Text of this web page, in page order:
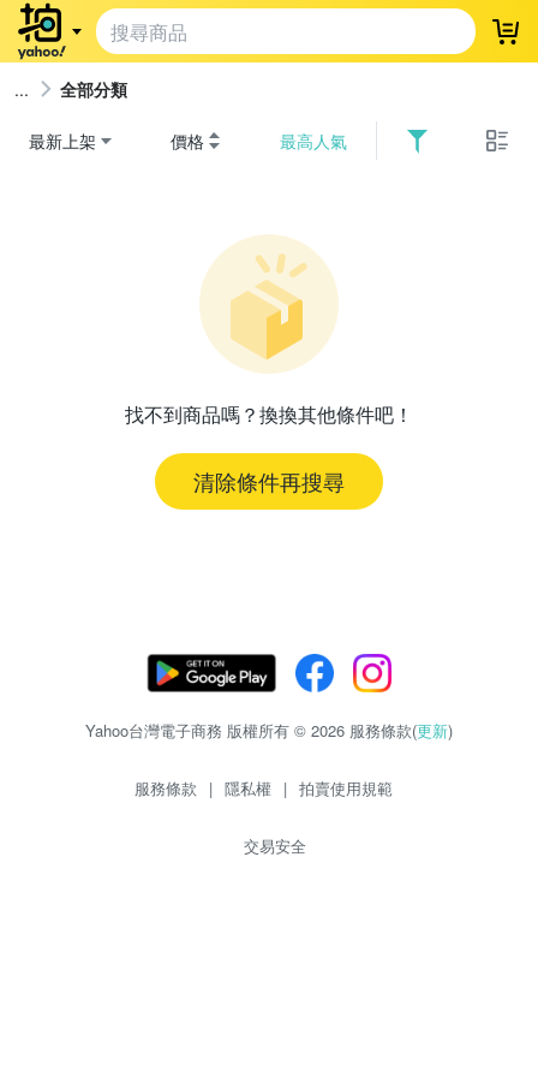
登
全部分類
最新上架 價格 最高人氣
找不到商品嗎？換換其他條件吧！
清除條件再搜尋
Yahoo台灣電子商務 版權所有 © 2026 服務條款(更新)
服務條款 | 隱私權 | 拍賣使用規範
交易安全